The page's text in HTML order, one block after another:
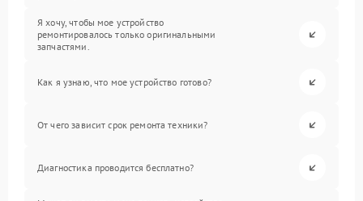
Я хочу, чтобы мое устройство
ремонтировалось только оригинальными
запчастями.
Как я узнаю, что мое устройство готово?
От чего зависит срок ремонта техники?
Диагностика проводится бесплатно?